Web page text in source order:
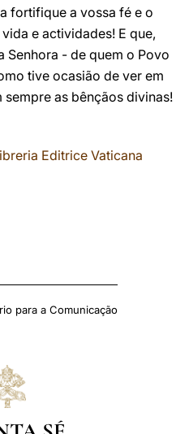
fortifique a vossa fé e o
e actividades! E que,
Senhora - de quem o Povo
tive ocasião de ver em
as bênçãos divinas!
Editrice Vaticana
para a Comunicação